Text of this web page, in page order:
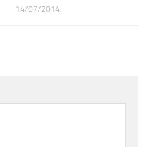
14/07/2014